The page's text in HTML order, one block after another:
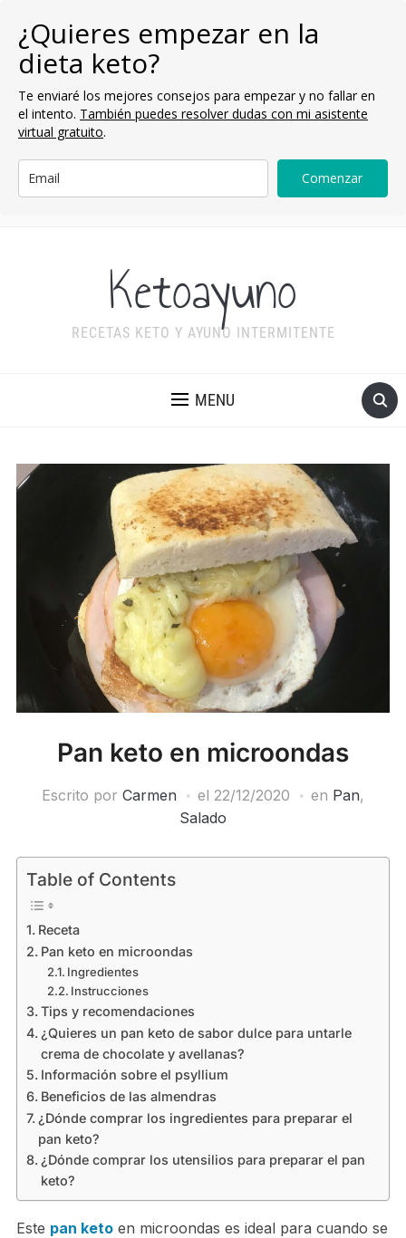
¿Quieres empezar en la
dieta keto?
Te enviaré los mejores consejos para empezar y no fallar en
el intento. También puedes resolver dudas con mi asistente
virtual gratuito.
Comenzar
Ketoayuno
RECETAS KETO Y AYUNO INTERMITENTE
MENU
Pan keto en microondas
Escrito por Carmen el 22/12/2020 en Pan,
Salado
Table of Contents
Receta
Pan keto en microondas
Ingredientes
Instrucciones
Tips y recomendaciones
¿Quieres un pan keto de sabor dulce para untarle
crema de chocolate y avellanas?
Información sobre el psyllium
Beneficios de las almendras
¿Dónde comprar los ingredientes para preparar el
pan keto?
¿Dónde comprar los utensilios para preparar el pan
keto?
Este pan ketoen microondas es ideal para cuando se